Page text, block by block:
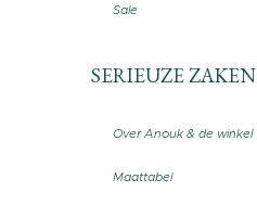
Sale
SERIEUZE ZAKEN
Over Anouk & de winkel
Maattabel